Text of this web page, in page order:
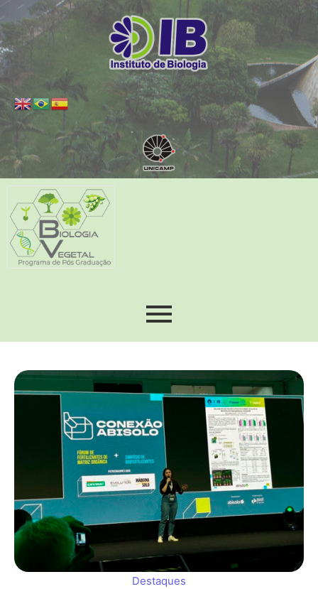
Destaques